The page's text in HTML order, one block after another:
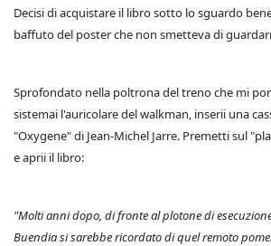
Decisi di acquistare il libro sotto lo sguardo
baffuto del poster che non smetteva di
Sprofondato nella poltrona del treno che mi
sistemai l'auricolare del walkman, inserii una
"Oxygene" di Jean-Michel Jarre. Premetti sul
e aprii il libro:
"Molti anni dopo, di fronte al plotone di
Buendia si sarebbe ricordato di quel remoto